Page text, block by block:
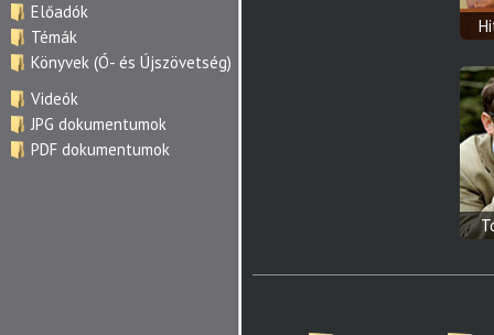
Előadók
Témák
Könyvek (Ó- és Újszövetség)
Videók
JPG dokumentumok
PDF dokumentumok